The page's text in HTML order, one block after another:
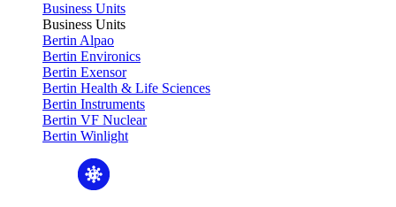
Business Units
Business Units
Bertin Alpao
Bertin Environics
Bertin Exensor
Bertin Health & Life Sciences
Bertin Instruments
Bertin VF Nuclear
Bertin Winlight